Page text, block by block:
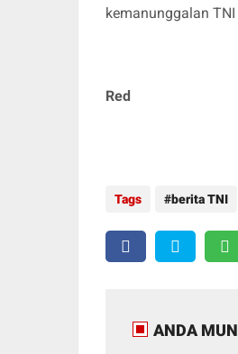
kemanunggalan
Red
Tags berita TNI
ANDA